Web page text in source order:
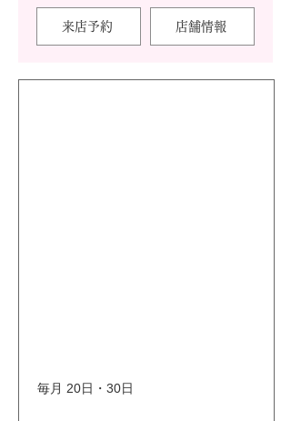
来店予約 店舗情報
毎月 20日・30日